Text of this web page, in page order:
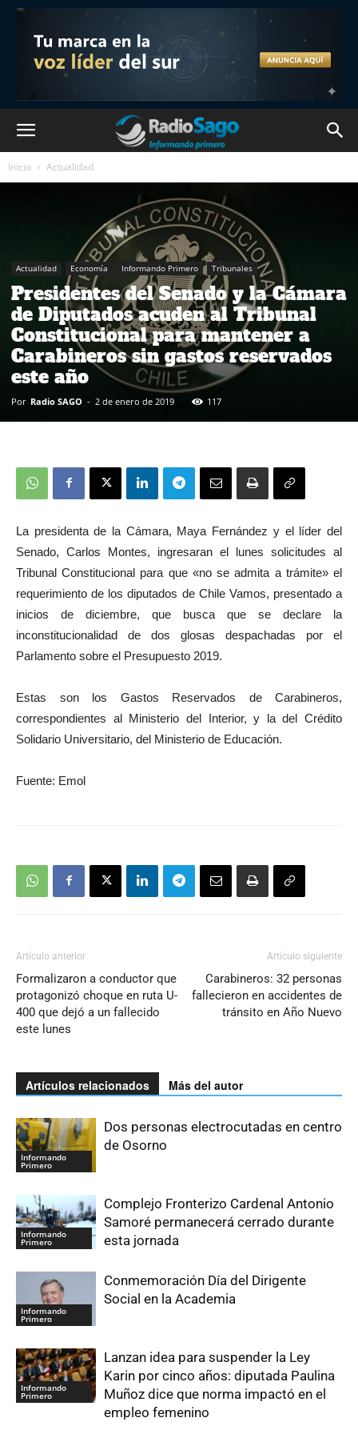
Inicio Actualidad
Actualidad Economía Informando Primero Tribunales
Presidentes del Senado y la Cámara
de Diputados acuden al Tribunal
Constitucional para mantener a
Carabineros sin gastos reservados
este año
Por Radio SAGO - 2 de enero de 2019 117
La presidenta de la Cámara, Maya Fernández y el líder del
Senado, Carlos Montes, ingresaran el lunes solicitudes al
Tribunal Constitucional para que «no se admita a trámite» el
requerimiento de los diputados de Chile Vamos, presentado a
inicios de diciembre, que busca que se declare la
inconstitucionalidad de dos glosas despachadas por el
Parlamento sobre el Presupuesto 2019.
Estas son los Gastos Reservados de Carabineros,
correspondientes al Ministerio del Interior, y la del Crédito
Solidario Universitario, del Ministerio de Educación.
Fuente: Emol
Artículo anterior
Formalizaron a conductor que
protagonizó choque en ruta U-
400 que dejó a un fallecido
este lunes
Artículo siguiente
Carabineros: 32 personas
fallecieron en accidentes de
tránsito en Año Nuevo
Artículos relacionados Más del autor
Informando
Primero
Dos personas electrocutadas en centro
de Osorno
Informando
Primero
Complejo Fronterizo Cardenal Antonio
Samoré permanecerá cerrado durante
esta jornada
Informando
Primero
Conmemoración Día del Dirigente
Social en la Academia
Informando
Primero
Lanzan idea para suspender la Ley
Karin por cinco años: diputada Paulina
Muñoz dice que norma impactó en el
empleo femenino